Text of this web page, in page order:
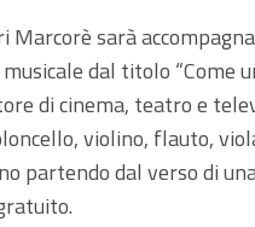
sarà
dal titolo “Come
di cinema, teatro e
violino, flauto,
partendo dal verso di